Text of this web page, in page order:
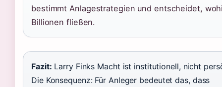
bestimmt Anlagestrategien und entscheidet,
Billionen fließen.
Fazit: Larry Finks Macht ist institutionell, nicht
Die Konsequenz: Für Anleger bedeutet das, dass